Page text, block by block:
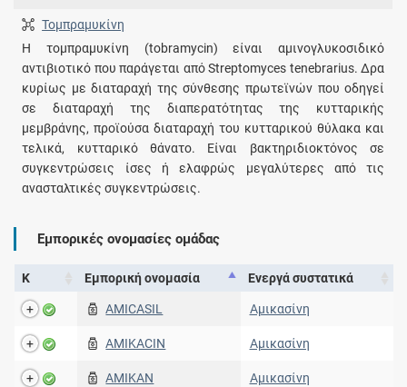
Τομπραμυκίνη
Η τομπραμυκίνη (tobramycin) είναι αμινογλυκοσιδικό
αντιβιοτικό που παράγεται από Streptomyces tenebrarius. Δρα
κυρίως με διαταραχή της σύνθεσης πρωτεϊνών που οδηγεί
σε διαταραχή της διαπερατότητας της κυτταρικής
μεμβράνης, προϊούσα διαταραχή του κυτταρικού θύλακα και
τελικά, κυτταρικό θάνατο. Είναι βακτηριδιοκτόνος σε
συγκεντρώσεις ίσες ή ελαφρώς μεγαλύτερες από τις
ανασταλτικές συγκεντρώσεις.
Εμπορικές ονομασίες ομάδας
Κ Εμπορική ονομασία Ενεργά συστατικά
AMICASIL Αμικασίνη
AMIKACIN Αμικασίνη
AMIKAN Αμικασίνη